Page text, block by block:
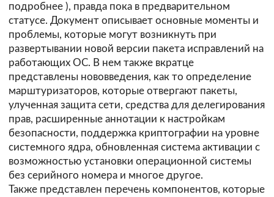
подробнее ), правда пока в предварительном
статусе. Документ описывает основные моменты и
проблемы, которые могут возникнуть при
развертывании новой версии пакета исправлений на
работающих ОС. В нем также вкратце
представлены нововведения, как то определение
марштуризаторов, которые отвергают пакеты,
улученная защита сети, средства для делегирования
прав, расширенные аннотации к настройкам
безопасности, поддержка криптографии на уровне
системного ядра, обновленная система активации с
возможностью установки операционной системы
без серийного номера и многое другое.
Также представлен перечень компонентов, которые